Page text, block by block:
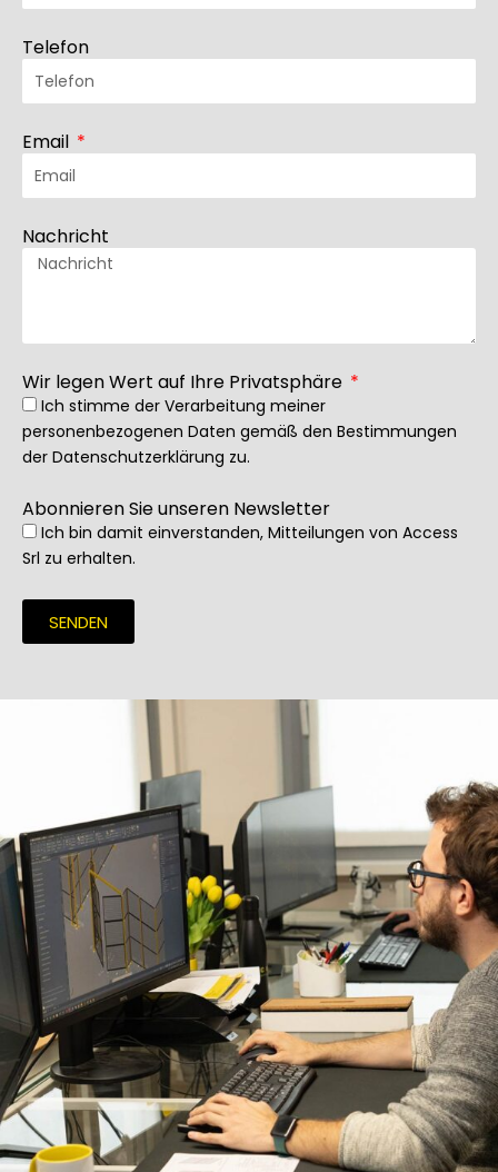
Telefon
Email
Nachricht
Wir legen Wert auf Ihre Privatsphäre
Ich stimme der Verarbeitung meiner
personenbezogenen Daten gemäß den Bestimmungen
der Datenschutzerklärung zu.
Abonnieren Sie unseren Newsletter
Ich bin damit einverstanden, Mitteilungen von Access
Srl zu erhalten.
SENDEN